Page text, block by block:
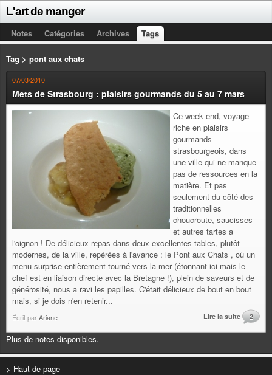
L'art de manger
Notes Catégories Archives Tags
Tag > pont aux chats
07/03/2010
Mets de Strasbourg : plaisirs gourmands du 5 au 7 mars
Ce week end, voyage
riche en plaisirs
gourmands
strasbourgeois, dans
une ville qui ne manque
pas de ressources en la
matière. Et pas
seulement du côté des
traditionnelles
choucroute, saucisses
et autres tartes a
l'oignon ! De délicieux repas dans deux excellentes tables, plutôt
modernes, de la ville, repérées à l'avance : le Pont aux Chats , où un
menu surprise entièrement tourné vers la mer (étonnant ici mais le
chef est en liaison directe avec la Bretagne !), plein de saveurs et de
générosité, nous a ravi les papilles. C'était délicieux de bout en bout
mais, si je dois n'en retenir...
Écrit parAriane Lire la suite 2
Plus de notes disponibles.
> Haut de page